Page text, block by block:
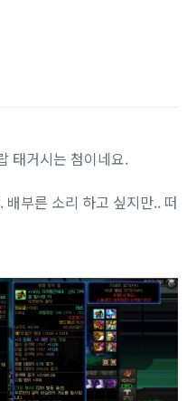
태거시는 첨이네요.
부른 소리 하고 싶지만.. 떠